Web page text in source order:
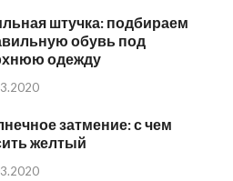
штучка: подбираем
обувь под
одежду
затмение: с чем
желтый